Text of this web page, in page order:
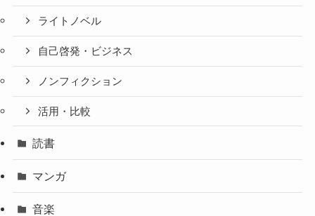
ライトノベル
自己啓発・ビジネス
ノンフィクション
活用・比較
読書
マンガ
音楽